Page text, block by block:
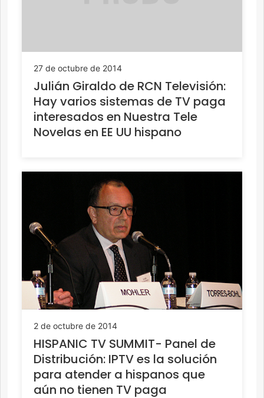
27 de octubre de 2014
Julián Giraldo de RCN Televisión:
Hay varios sistemas de TV paga
interesados en Nuestra Tele
Novelas en EE UU hispano
2 de octubre de 2014
HISPANIC TV SUMMIT- Panel de
Distribución: IPTV es la solución
para atender a hispanos que
aún no tienen TV paga